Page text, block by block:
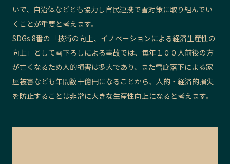
いで、自治体などとも協力し官民連携で雪対策に取り組んでい
くことが重要と考えます。
SDGs 8番の「技術の向上、イノベーションによる経済生産性の
向上」として雪下ろしによる事故では、毎年１００人前後の方
が亡くなるため人 的損害は多大であり、 また雪庇落下による家
屋被害なども年間数十億円になることから、人的・経済的損失
を防止することは非常に大きな生産性向上になると考えます。